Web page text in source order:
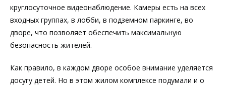
круглосуточное видеонаблюдение. Камеры есть на всех
входных группах, в лобби, в подземном паркинге, во
дворе, что позволяет обеспечить максимальную
безопасность жителей.
Как правило, в каждом дворе особое внимание уделяется
досугу детей. Но в этом жилом комплексе подумали и о